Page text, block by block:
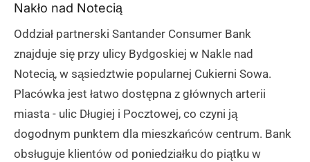
Nakło nad Notecią
Oddział partnerski Santander Consumer Bank
znajduje się przy ulicy Bydgoskiej w Nakle nad
Notecią, w sąsiedztwie popularnej Cukierni Sowa.
Placówka jest łatwo dostępna z głównych arterii
miasta - ulic Długiej i Pocztowej, co czyni ją
dogodnym punktem dla mieszkańców centrum. Bank
obsługuje klientów od poniedziałku do piątku w